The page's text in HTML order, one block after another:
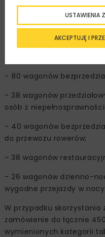
typu:
– 38 wagonów
częścią bezprzedziałową;
– 80 wagonów
– 38 wagonów
osób z
– 40 wagonów
do przewozu rowerów;
– 38 wagonów
– 26 wagonów dzienno-
wygodne przejazdy w
W przypadku skorzystania
zamówienie do łącznie
wymienionych kategorii
AKCEPTUJĘ I
USTAWIENIA